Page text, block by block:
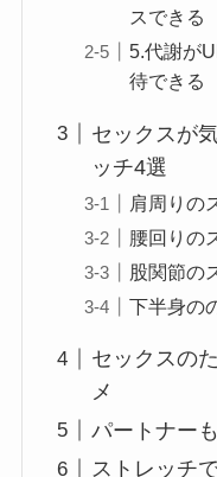
スできる
5.代謝が
待できる
セックスが
ッチ4選
肩周りの
腰回りの
股関節の
下半身の
セックスの
メ
パートナー
ストレッチ